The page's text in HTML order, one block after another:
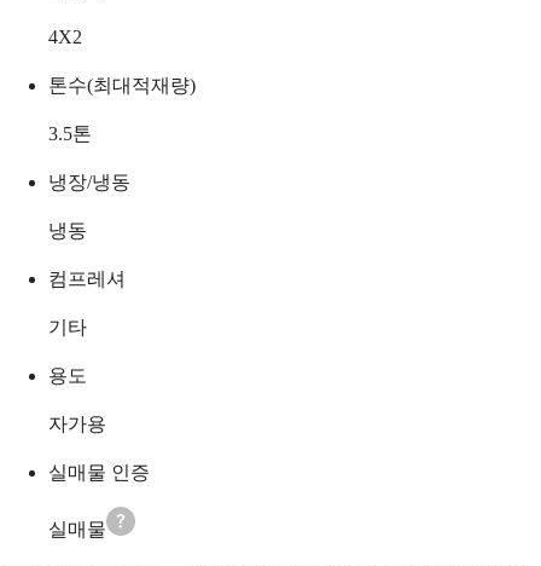
4X2
톤수(최대적재량)
3.5톤
냉장/냉동
냉동
컴프레셔
기타
용도
자가용
실매물 인증
실매물